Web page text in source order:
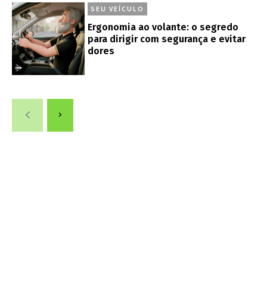
SEU VEÍCULO
Ergonomia ao volante: o segredo
para dirigir com segurança e evitar
dores